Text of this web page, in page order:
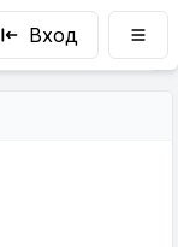
Вход